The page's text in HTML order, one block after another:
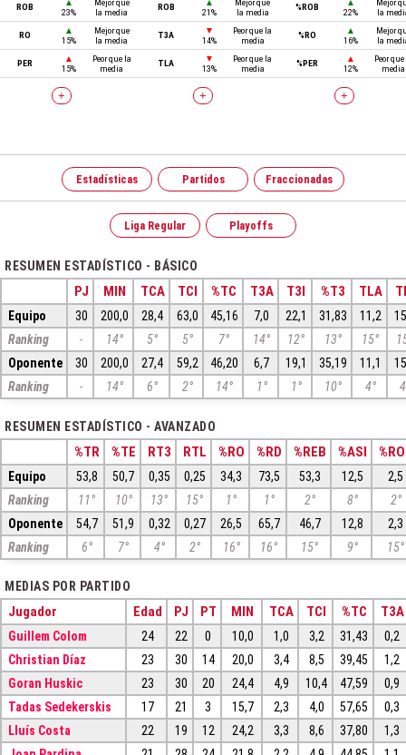
ROB
23%
la media
RO
▲
15%
Mejor que
la media
PER
▲
15%
Peor que la
media
+
ROB
21%
la media
T3A
▼
14%
Peor que la
media
TLA
▼
13%
Peor que la
media
+
%ROB
22%
la
%RO
▲
16%
Mejor
la
%PER
▲
12%
Peor
media
+
Estadísticas Partidos Fraccionadas
Liga Regular Playoffs
RESUMEN ESTADÍSTICO - BÁSICO
PJ MIN TCA TCI %TC T3A T3I %T3 TLA
Equipo 30 200,0 28,4 63,0 45,16 7,0 22,1 31,83 11,2
Ranking
- 14° 5° 5° 7° 14° 12° 13° 15°
Oponente
30 200,0 27,4 59,2 46,20 6,7 19,1 35,19 11,1
Ranking
- 14° 6° 2° 14° 1° 1° 10° 4°
RESUMEN ESTADÍSTICO - AVANZADO
%TR %TE RT3 RTL %RO %RD %REB %ASI
Equipo 53,8 50,7 0,35 0,25 34,3 73,5 53,3 12,5
2,5
Ranking
11° 10° 13° 15° 1° 1° 2° 8°
2°
Oponente
54,7 51,9 0,32 0,27 26,5 65,7 46,7 12,8
2,3
Ranking
6° 7° 4° 2° 16° 16° 15° 9° 15°
MEDIAS POR PARTIDO
Jugador Edad PJ PT MIN TCA TCI %TC T3A
Guillem Colom 24 22 0 10,0 1,0 3,2 31,43
0,2
Christian Díaz
23 30 14 20,0 3,4 8,5 39,45
1,2
Goran Huskic
23 30 20 24,4 4,9 10,4 47,59
0,9
Tadas Sedekerskis
17 21 3 15,7 2,3 4,0 57,65
0,3
Lluís Costa
22 19 12 24,2 3,3 8,6 37,80
1,3